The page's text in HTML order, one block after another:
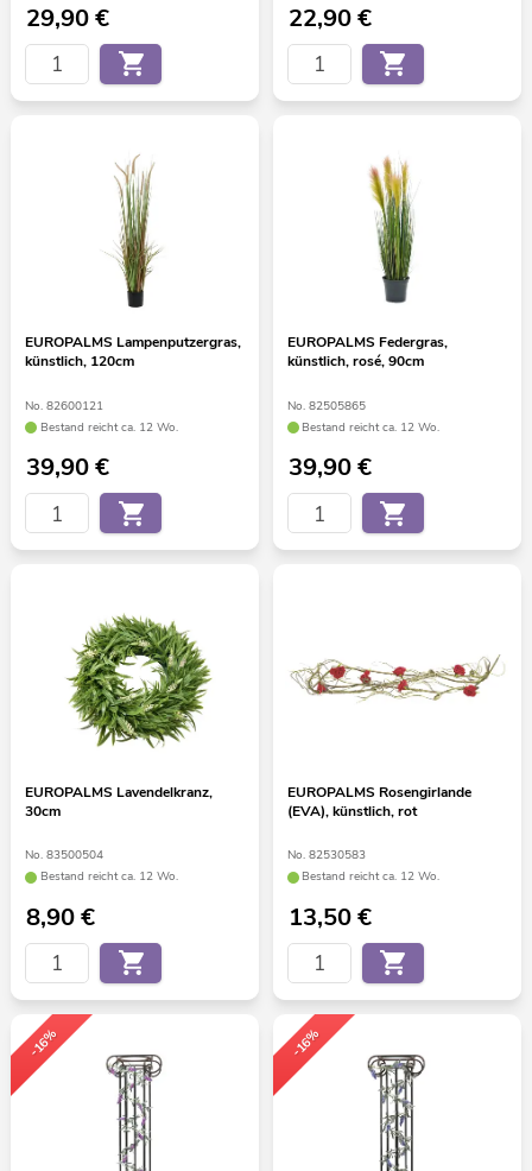
29,90€ 22,90€
EUROPALMS Lampenputzergras,
künstlich, 120cm
No. 82600121
Bestand reicht ca. 12 Wo.
39,90€
EUROPALMS Federgras,
künstlich, rosé, 90cm
No. 82505865
Bestand reicht ca. 12 Wo.
39,90€
EUROPALMS Lavendelkranz,
30cm
No. 83500504
Bestand reicht ca. 12 Wo.
8,90€
EUROPALMS Rosengirlande
(EVA), künstlich, rot
No. 82530583
Bestand reicht ca. 12 Wo.
13,50€
-16% -16%